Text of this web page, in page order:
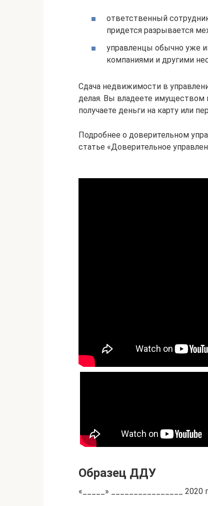
ответственный
придется разрывается
управленцы обычно уже
компаниями и другими
Сдача недвижимости в
делая. Вы владеете
получаете деньги на карту или
Подробнее о доверительном
статье «Доверительное
Образец ДДУ
«_____» ________________ 2020